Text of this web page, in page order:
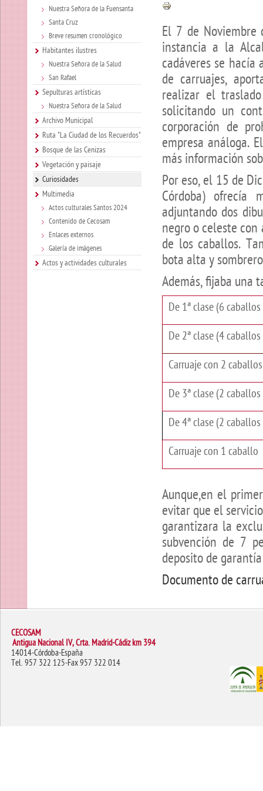
Nuestra Señora de la Fuensanta
Santa Cruz
Breve resumen cronológico
Habitantes ilustres
Nuestra Señora de la Salud
San Rafael
Sepulturas artísticas
Nuestra Señora de la Salud
Archivo Municipal
Ruta "La Ciudad de los Recuerdos"
Bosque de las Cenizas
Vegetación y paisaje
Curiosidades
Multimedia
Actos culturales Santos 2024
Contenido de Cecosam
Enlaces externos
Galería de imágenes
Actos y actividades culturales
El 7 de Noviembre
instancia a la
cadáveres se hacía
de carruajes,
realizar el
solicitando un
corporación de
empresa análoga.
más información
Por eso, el 15 de
Córdoba) ofrecía
adjuntando dos
negro o celeste con
de los caballos.
bota alta y
Además, fijaba una
De 1ª clase (6
De 2ª clase (4
Carruaje con 2
De 3ª clase (2
De 4ª clase (2
Carruaje con 1 caballo
Aunque,en el
evitar que el
garantizara la
subvención de 7
deposito de
Documento de
CECOSAM
Antigua Nacional IV, Crta. Madrid-Cádiz km 394
14014-Córdoba-España
Tel. 957 322 125-Fax 957 322 014